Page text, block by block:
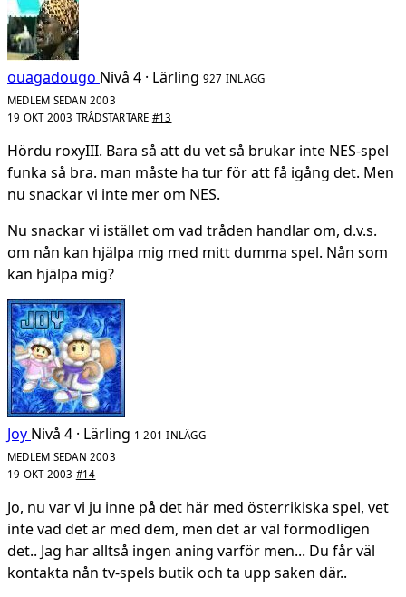
ouagadougo Nivå 4 · Lärling 927 INLÄGG
MEDLEM SEDAN 2003
19 OKT 2003 TRÅDSTARTARE #13
Hördu roxyIII. Bara så att du vet så brukar inte NES-spel
funka så bra. man måste ha tur för att få igång det. Men
nu snackar vi inte mer om NES.
Nu snackar vi istället om vad tråden handlar om, d.v.s.
om nån kan hjälpa mig med mitt dumma spel. Nån som
kan hjälpa mig?
Joy Nivå 4 · Lärling 1 201 INLÄGG
MEDLEM SEDAN 2003
19 OKT 2003 #14
Jo, nu var vi ju inne på det här med österrikiska spel, vet
inte vad det är med dem, men det är väl förmodligen
det.. Jag har alltså ingen aning varför men... Du får väl
kontakta nån tv-spels butik och ta upp saken där..